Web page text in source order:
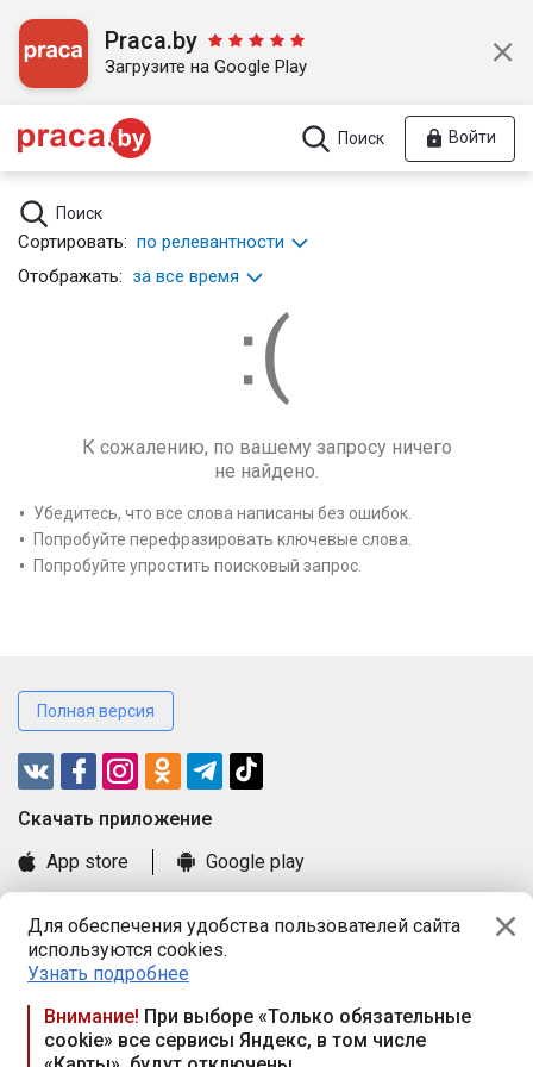
Для обеспечения удобства пользователей сайта
используются cookies.
Узнать подробнее
Внимание! При выборе «Только обязательные
cookie» все сервисы Яндекс, в том числе
Praca.by
Загрузите на Google Play
Поиск Войти
Поиск
Сортировать: по релевантности
Отображать: за все время
К сожалению, по вашему запросу ничего
не найдено.
Убедитесь, что все слова написаны без ошибок.
Попробуйте перефразировать ключевые слова.
Попробуйте упростить поисковый запрос.
Полная версия
Cкачать приложение
App store
Google play
Книга замечаний и предложений
Правила и документы
Praca.by © 2000—2026, ООО «ПРАЦА БАЙ»
Республика Беларусь, 220114, г. Минск, пр-т Независимости
117а, пом. № 9.